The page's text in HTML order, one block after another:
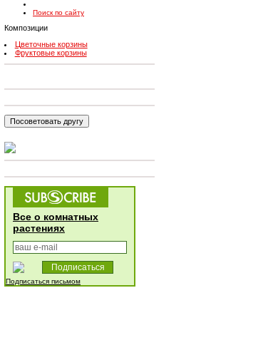
Поиск по сайту
Композиции
Цветочные корзины
Фруктовые корзины
Все о комнатных
растениях
Подписаться письмом